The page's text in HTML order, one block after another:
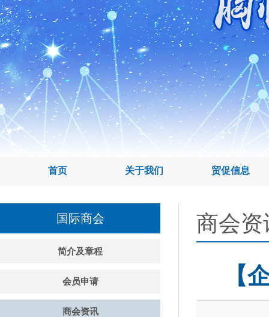
首页 关于我们 贸促信息
国际商会
简介及章程
会员申请
商会资讯
商会资
【